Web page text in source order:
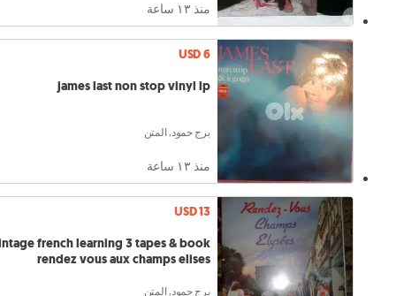
منذ ١٣ ساعة
USD 6
james last non stop vinyl lp
برج حمود, المتن
منذ ١٣ ساعة
USD 13
french learning 3 tapes & book
rendez vous aux champs elises
برج حمود, المتن